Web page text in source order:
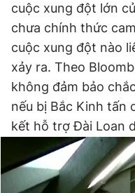
cuộc xung đột lớn
chưa chính thức
cuộc xung đột nào
xảy ra. Theo
không đảm bảo
nếu bị Bắc Kinh tấn
kết hỗ trợ Đài Loan